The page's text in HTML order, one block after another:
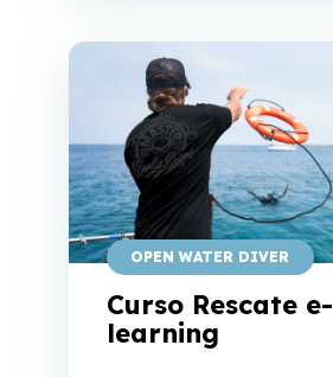
OPEN WATER DIVER
Curso Rescate e-
learning